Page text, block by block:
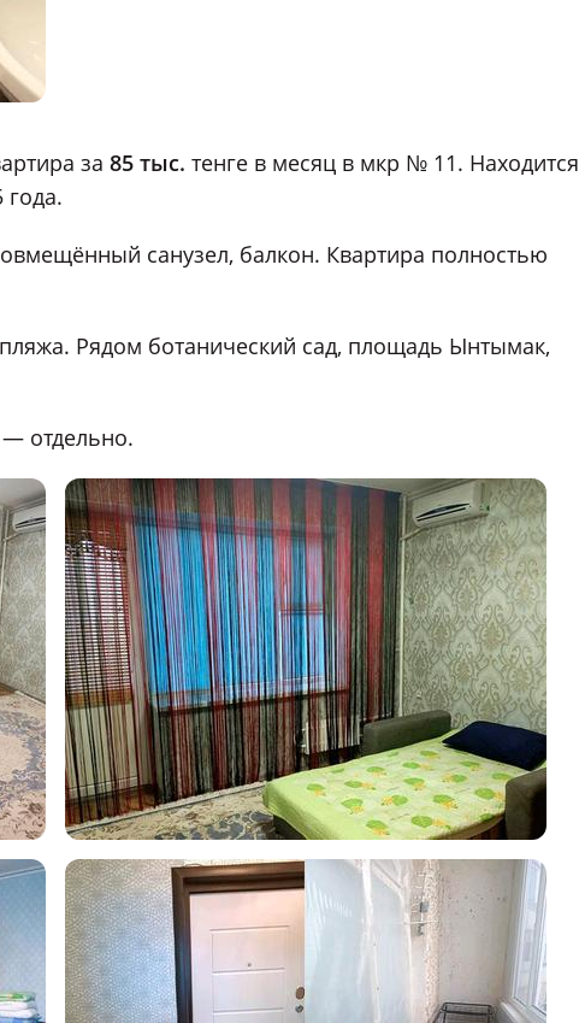
за 85 тыс. тенге в месяц в мкр № 11. Находится
санузел, балкон. Квартира полностью
Рядом ботанический сад, площадь Ынтымак,
— отдельно.